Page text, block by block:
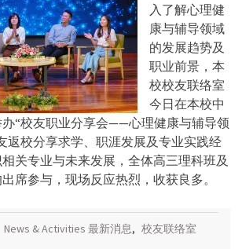
入了解心理健
康与辅导领域
的发展趋势及
职业前景，本
校校友联络室
今日在本校中
“校友职业分享会——心理健康与辅导领
返校分享求学、职涯发展及专业实践经
关专业与未来发展，全体高三理科班及
席参与，现场反应热烈，收获良多。
News & Activities 最新消息, 校友联络室